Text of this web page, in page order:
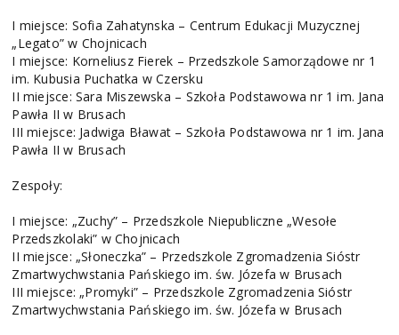
I miejsce: Sofia Zahatynska – Centrum Edukacji Muzycznej
„Legato” w Chojnicach
I miejsce: Korneliusz Fierek – Przedszkole Samorządowe nr 1
im. Kubusia Puchatka w Czersku
II miejsce: Sara Miszewska – Szkoła Podstawowa nr 1 im. Jana
Pawła II w Brusach
III miejsce: Jadwiga Bławat – Szkoła Podstawowa nr 1 im. Jana
Pawła II w Brusach
Zespoły:
I miejsce: „Zuchy” – Przedszkole Niepubliczne „Wesołe
Przedszkolaki” w Chojnicach
II miejsce: „Słoneczka” – Przedszkole Zgromadzenia Sióstr
Zmartwychwstania Pańskiego im. św. Józefa w Brusach
III miejsce: „Promyki” – Przedszkole Zgromadzenia Sióstr
Zmartwychwstania Pańskiego im. św. Józefa w Brusach